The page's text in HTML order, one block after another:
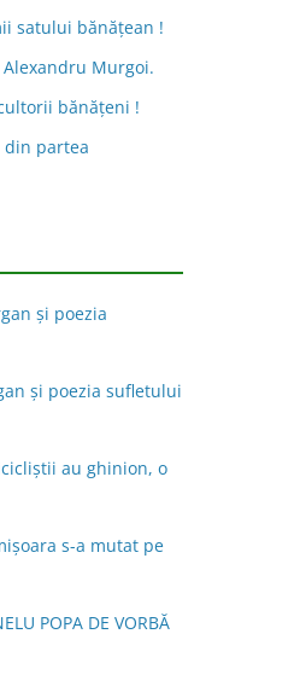
satului bănățean !
Murgoi.
bănăţeni !
din partea
şi poezia
şi poezia sufletului
au ghinion, o
s-a mutat pe
POPA DE VORBĂ